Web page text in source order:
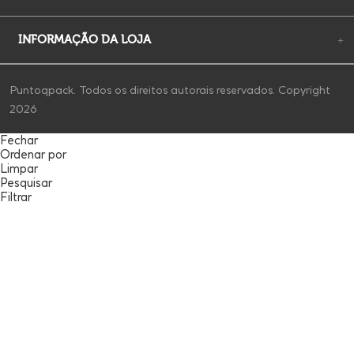
INFORMAÇÃO DA LOJA +
Puntoqpack. Todos os direitos autorais reservados. Copyright
2026
Fechar
Ordenar por
Limpar
Pesquisar
Filtrar